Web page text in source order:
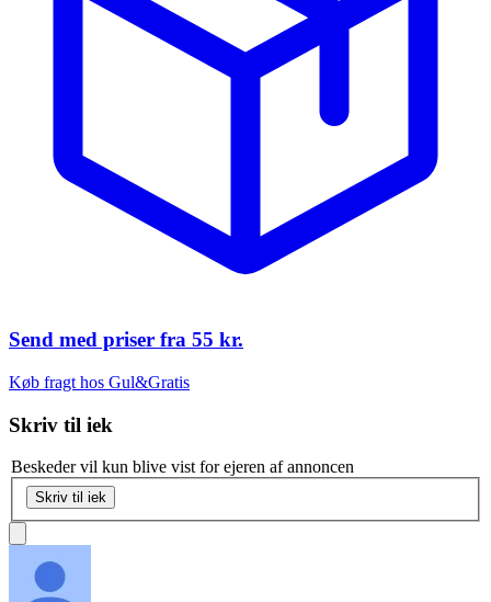
Send med priser fra 55 kr.
Køb fragt hos Gul&Gratis
Skriv til iek
Beskeder vil kun blive vist for ejeren af annoncen
Skriv til iek